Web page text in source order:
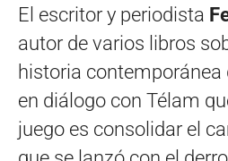
El escritor y periodista
autor de varios libros
historia contemporánea
en diálogo con Télam
juego es consolidar el